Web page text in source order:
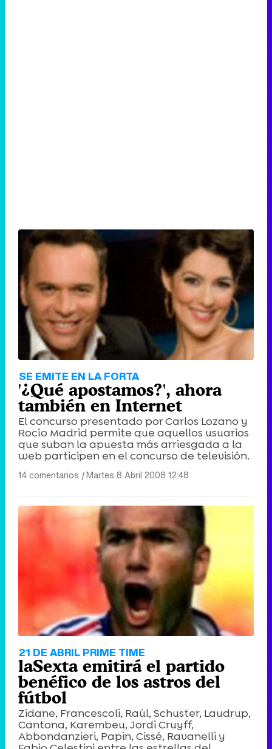
SE EMITE EN LA FORTA
'¿Qué apostamos?', ahora
también en Internet
El concurso presentado por Carlos Lozano y
Rocío Madrid permite que aquellos usuarios
que suban la apuesta más arriesgada a la
web participen en el concurso de televisión.
14 comentarios |Martes 8 Abril 2008 12:48
21 DE ABRIL PRIME TIME
laSexta emitirá el partido
benéfico de los astros del
fútbol
Zidane, Francescoli, Raúl, Schuster, Laudrup,
Cantona, Karembeu, Jordi Cruyff,
Abbondanzieri, Papin, Cissé, Ravanelli y